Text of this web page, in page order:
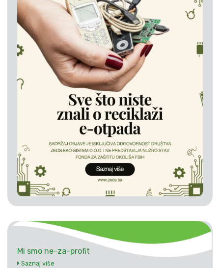
Mi smo ne-za-profit
Saznaj više